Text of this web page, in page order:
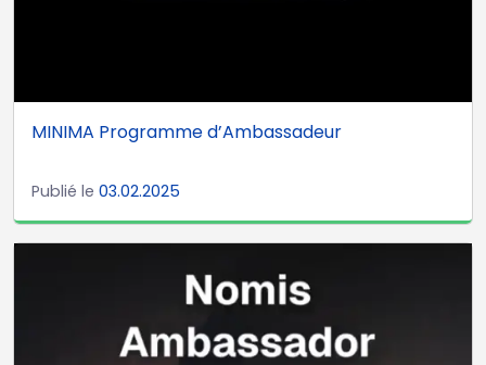
MINIMA Programme d’Ambassadeur
Publié le 03.02.2025